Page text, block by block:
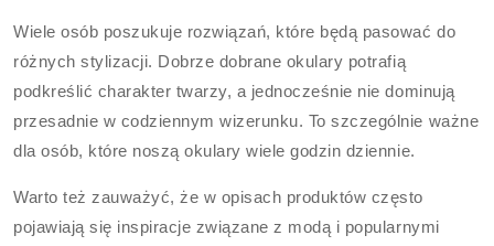
Wiele osób poszukuje rozwiązań, które będą pasować do
różnych stylizacji. Dobrze dobrane okulary potrafią
podkreślić charakter twarzy, a jednocześnie nie dominują
przesadnie w codziennym wizerunku. To szczególnie ważne
dla osób, które noszą okulary wiele godzin dziennie.
Warto też zauważyć, że w opisach produktów często
pojawiają się inspiracje związane z modą i popularnymi